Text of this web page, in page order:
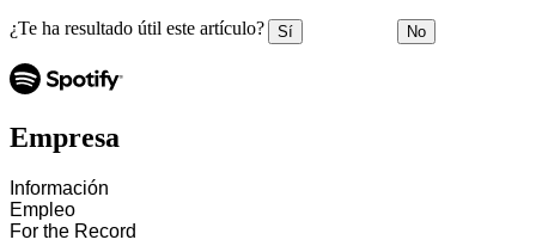
¿Te ha resultado útil este artículo? Sí No
Empresa
Información
Empleo
For the Record